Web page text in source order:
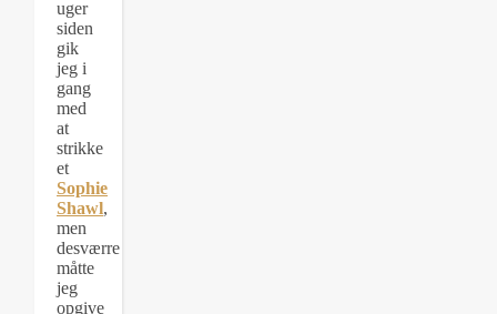
uger
siden
gik
jeg i
gang
med
at
strikke
et
Sophie
Shawl,
men
desværre
måtte
jeg
opgive